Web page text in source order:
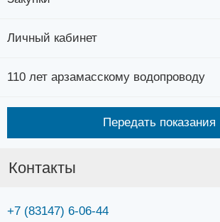
Личный кабинет
110 лет арзамасскому водопроводу
Передать показания
Контакты
+7 (83147) 6-06-44